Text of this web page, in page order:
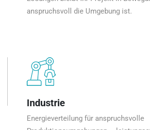
anspruchsvoll die Umgebung ist.
Industrie
Energieverteilung für anspruchsvolle